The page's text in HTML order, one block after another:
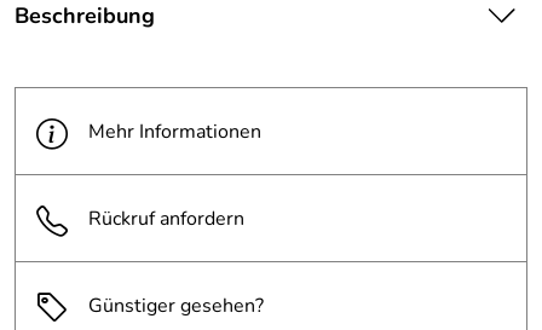
Beschreibung
Maße Platte: 160 mm x 140 mm x 10 mm
Befestigung: zum Einbetonieren
passende Konterplatte für den Rammschutzbügel
’Mountain’
Mehr Informationen
Rückruf anfordern
Günstiger gesehen?